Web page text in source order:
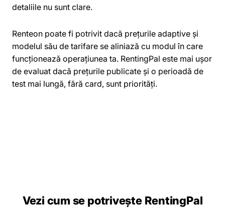
detaliile nu sunt clare.
Renteon poate fi potrivit dacă prețurile adaptive și
modelul său de tarifare se aliniază cu modul în care
funcționează operațiunea ta. RentingPal este mai ușor
de evaluat dacă prețurile publicate și o perioadă de
test mai lungă, fără card, sunt priorități.
Vezi cum se potrivește RentingPal